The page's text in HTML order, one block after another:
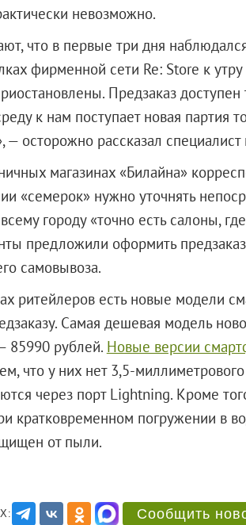
невозможно.
что в первые три дня
фирменной сети Re: Store к
Предзаказ доступен
к нам поступает новая партия
— осторожно рассказал специалист
магазинах «Билайна»
«семерок» нужно уточнять
городу «точно есть салоны,
предложили оформить
самовывоза.
ритейлеров есть новые модели
Самая дешевая модель
85990 рублей. Новые версии
что у них нет 3,5-
через порт Lightning. Кроме
кратковременном погружении в
защищен от пыли.
Сообщить